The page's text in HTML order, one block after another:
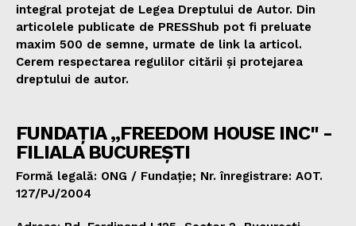
integral protejat de Legea Dreptului de Autor. Din
articolele publicate de PRESShub pot fi preluate
maxim 500 de semne, urmate de link la articol.
Cerem respectarea regulilor citării și protejarea
dreptului de autor.
FUNDAȚIA „FREEDOM HOUSE INC" -
FILIALA BUCUREȘTI
Formă legală: ONG / Fundație; Nr. înregistrare: AOT.
127/PJ/2004